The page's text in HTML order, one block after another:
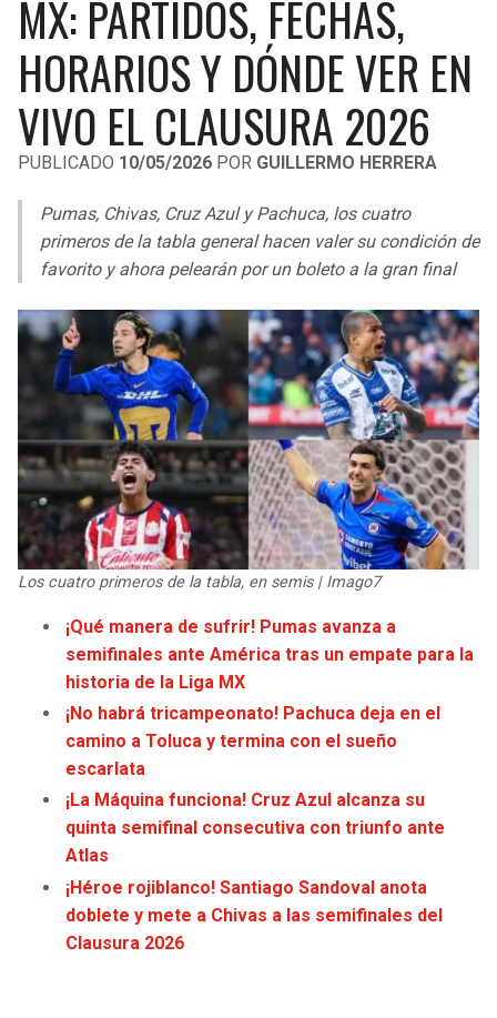
LIGA DE EXPANSIÓN MX
LEAGUES CUP
UEFA EUROPA LEAGUE
UEFA CONFERENCE LEAGUE
MLS
COPA LIBERTADORES
COPA SUDAMERICANA
LIGA BETPLAY
OTRAS LIGAS
RAIDERS
CHARGERS
RAVENS
STEELERS
TEXANS
COLTS
JAGUARS
TITANS
COWBOYS
GIANTS
EAGLES
COMMANDERS
CARDINALS
RAMS
CAVALIERS
PISTONS
PACERS
HORNETS
HEAT
MAGIC
WIZARDS
WARRIORS
CLIPPERS
LAKERS
SUNS
KINGS
MAVERICKS
ROCKETS
MX: PARTIDOS, FECHAS,
HORARIOS Y DÓNDE VER EN
VIVO EL CLAUSURA 2026
PUBLICADO 10/05/2026 POR GUILLERMO HERRERA
Pumas, Chivas, Cruz Azul y Pachuca, los cuatro
primeros de la tabla general hacen valer su condición de
favorito y ahora pelearán por un boleto a la gran final
Los cuatro primeros de la tabla, en semis | Imago7
¡Qué manera de sufrir! Pumas avanza a
semifinales ante América tras un empate para la
historia de la Liga MX
¡No habrá tricampeonato! Pachuca deja en el
camino a Toluca y termina con el sueño
escarlata
¡La Máquina funciona! Cruz Azul alcanza su
quinta semifinal consecutiva con triunfo ante
Atlas
¡Héroe rojiblanco! Santiago Sandoval anota
doblete y mete a Chivas a las semifinales del
Clausura 2026